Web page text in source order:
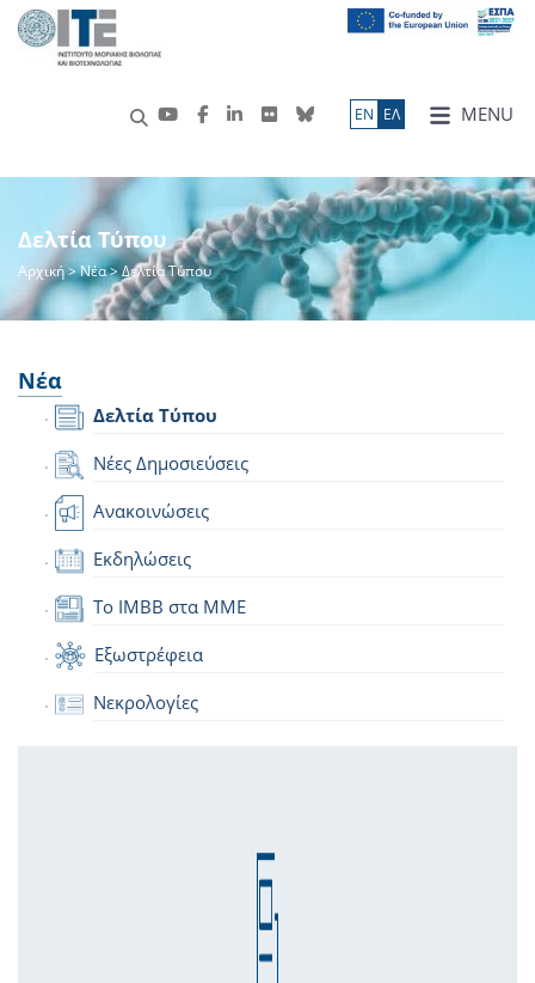
MENU
ΕN ΕΛ
Δελτία Τύπου
Αρχική>Νέα> Δελτία Τύπου
Νέα
Δελτία Τύπου
Νέες Δημοσιεύσεις
Ανακοινώσεις
Εκδηλώσεις
Το IMBB στα ΜΜΕ
Εξωστρέφεια
Νεκρολογίες